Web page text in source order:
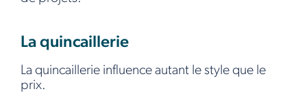
La quincaillerie
La quincaillerie influence autant le style que le
prix.